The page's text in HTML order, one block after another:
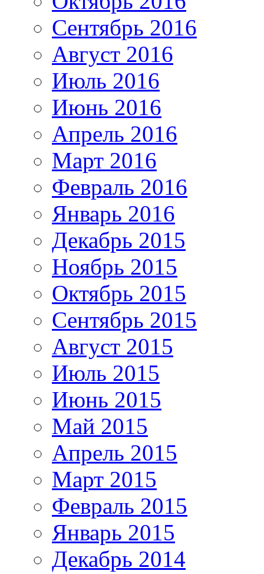
Сентябрь 2016
Август 2016
Июль 2016
Июнь 2016
Апрель 2016
Март 2016
Февраль 2016
Январь 2016
Декабрь 2015
Ноябрь 2015
Октябрь 2015
Сентябрь 2015
Август 2015
Июль 2015
Июнь 2015
Май 2015
Апрель 2015
Март 2015
Февраль 2015
Январь 2015
Декабрь 2014